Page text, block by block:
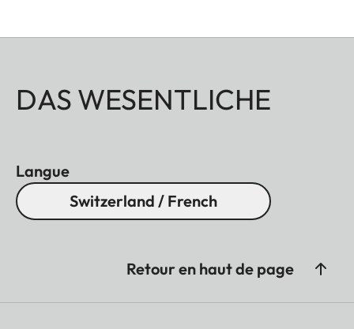
DAS WESENTLICHE
Langue
Switzerland / French
Retour en haut de page